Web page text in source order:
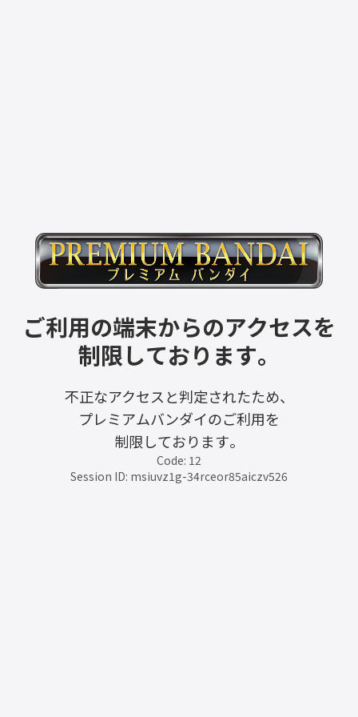
ご利用の端末からのアクセスを
制限しております。
不正なアクセスと判定されたため、
プレミアムバンダイのご利用を
制限しております。
Code: 12
Session ID: msiuvz1g-34rceor85aiczv526